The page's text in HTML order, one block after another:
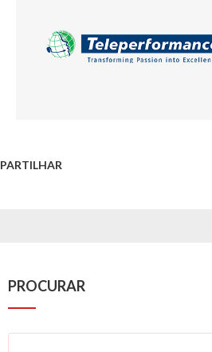
PARTILHAR
PROCURAR